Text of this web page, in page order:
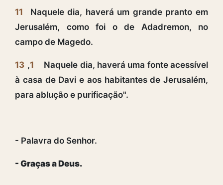
11
Naquele dia, haverá um grande pranto em
Jerusalém, como foi o de Adadremon, no
campo de Magedo.
13 ,1
Naquele dia, haverá uma fonte acessível
à casa de Davi e aos habitantes de Jerusalém,
para ablução e purificação".
- Palavra do Senhor.
- Graças a Deus.